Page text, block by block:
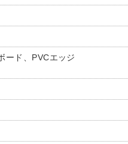
ード、PVCエッジ